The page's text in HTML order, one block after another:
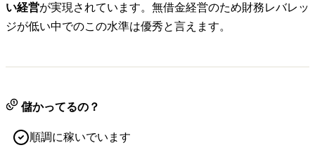
い経営が実現されています。無借金経営のため財務レバレッ
ジが低い中でのこの水準は優秀と言えます。
儲かってるの？
順調に稼いでいます